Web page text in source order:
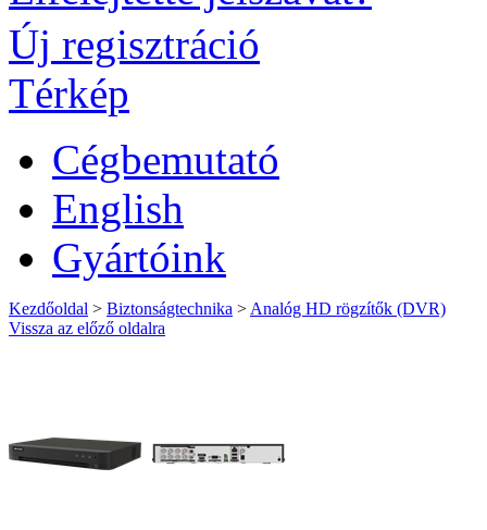
Új regisztráció
Térkép
Cégbemutató
English
Gyártóink
Kezdőoldal > Biztonságtechnika > Analóg HD rögzítők (DVR)
Vissza az előző oldalra